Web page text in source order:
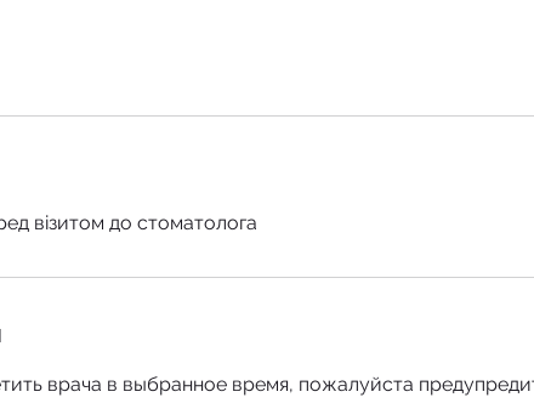
візитом до стоматолога
врача в выбранное время, пожалуйста